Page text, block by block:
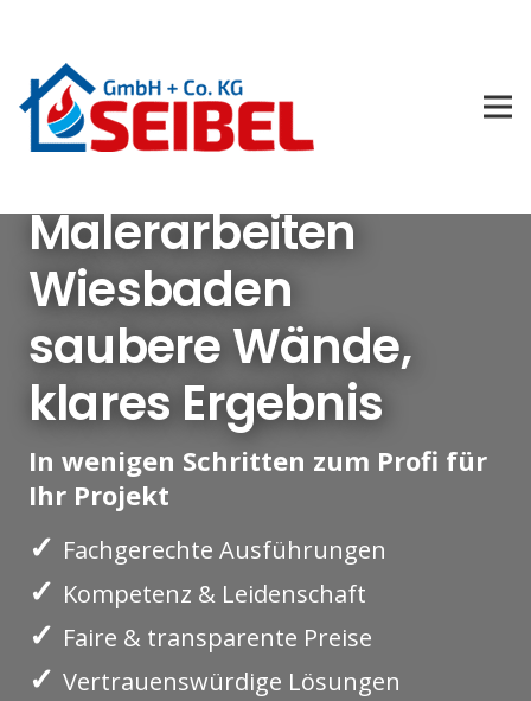
Malerarbeiten
Wiesbaden
saubere Wände,
klares Ergebnis
In wenigen Schritten zum Profi für
Ihr Projekt
✓ Fachgerechte Ausführungen
✓ Kompetenz & Leidenschaft
✓ Faire & transparente Preise
✓ Vertrauenswürdige Lösungen